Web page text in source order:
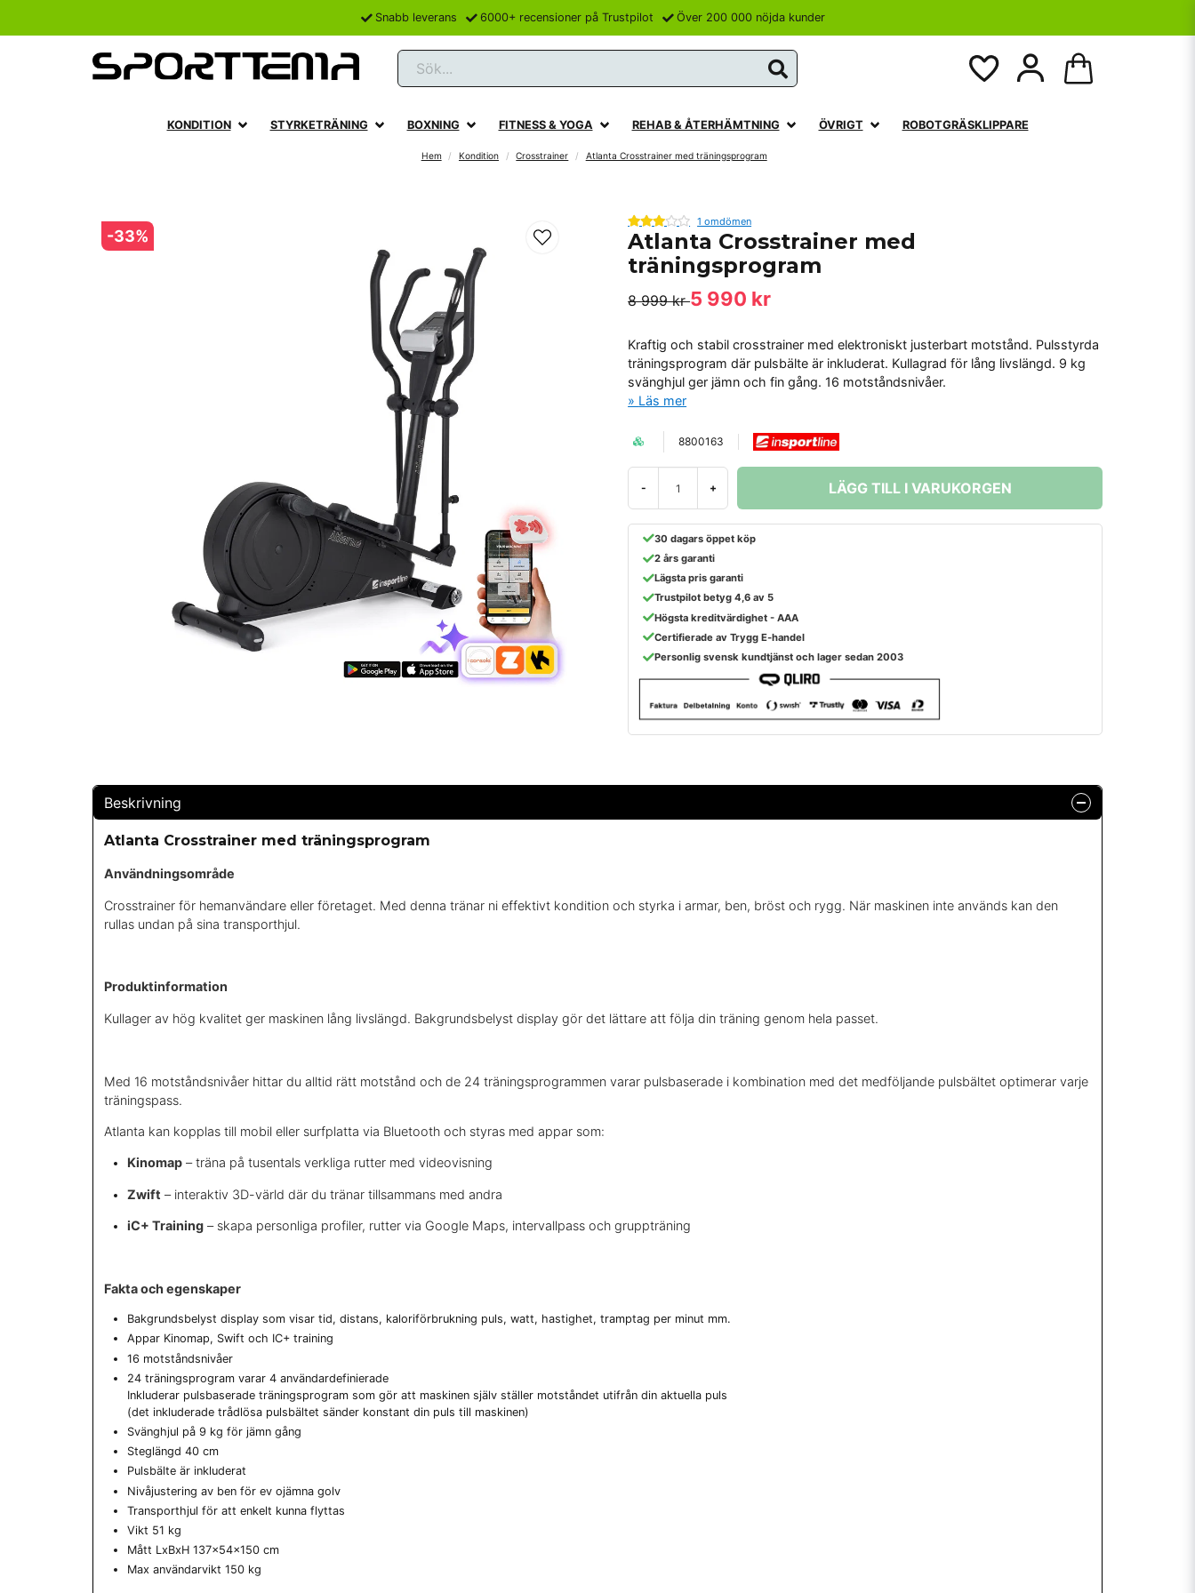
Snabb leverans 6000+ recensioner på Trustpilot Över 200 000 nöjda kunder
Sök...
KONDITION STYRKETRÄNING BOXNING FITNESS & YOGA REHAB & ÅTERHÄMTNING ÖVRIGT ROBOTGRÄSKLIPPARE
Hem Kondition Crosstrainer Atlanta Crosstrainer med träningsprogram
-33%
1 omdömen
Atlanta Crosstrainer med
träningsprogram
8 999 kr5 990 kr
Kraftig och stabil crosstrainer med elektroniskt justerbart motstånd. Pulsstyrda
träningsprogram där pulsbälte är inkluderat. Kullagrad för lång livslängd. 9 kg
svänghjul ger jämn och fin gång. 16 motståndsnivåer.
Läs mer
8800163
- + LÄGG TILL I VARUKORGEN
30 dagars öppet köp
2 års garanti
Lägsta pris garanti
Trustpilot betyg 4,6 av 5
Högsta kreditvärdighet - AAA
Certifierade av Trygg E-handel
Personlig svensk kundtjänst och lager sedan 2003
Beskrivning
Atlanta Crosstrainer med träningsprogram
Användningsområde
Crosstrainer för hemanvändare eller företaget. Med denna tränar ni effektivt kondition och styrka i armar, ben, bröst och rygg. När maskinen inte används kan den
rullas undan på sina transporthjul.
Produktinformation
Kullager av hög kvalitet ger maskinen lång livslängd. Bakgrundsbelyst display gör det lättare att följa din träning genom hela passet.
Med 16 motståndsnivåer hittar du alltid rätt motstånd och de 24 träningsprogrammen varar pulsbaserade i kombination med det medföljande pulsbältet optimerar varje
träningspass.
Atlanta kan kopplas till mobil eller surfplatta via Bluetooth och styras med appar som:
Kinomap– träna på tusentals verkliga rutter med videovisning
Zwift – interaktiv 3D-värld där du tränar tillsammans med andra
iC+ Training– skapa personliga profiler, rutter via Google Maps, intervallpass och gruppträning
Fakta och egenskaper
Bakgrundsbelyst display som visar tid, distans, kaloriförbrukning puls, watt, hastighet, tramptag per minut mm.
Appar Kinomap, Swift och IC+ training
16 motståndsnivåer
24 träningsprogram varar 4 användardefinierade
Inkluderar pulsbaserade träningsprogram som gör att maskinen själv ställer motståndet utifrån din aktuella puls
(det inkluderade trådlösa pulsbältet sänder konstant din puls till maskinen)
Svänghjul på 9 kg för jämn gång
Steglängd 40 cm
Pulsbälte är inkluderat
Nivåjustering av ben för ev ojämna golv
Transporthjul för att enkelt kunna flyttas
Vikt 51 kg
Mått LxBxH 137x54x150 cm
Max användarvikt 150 kg